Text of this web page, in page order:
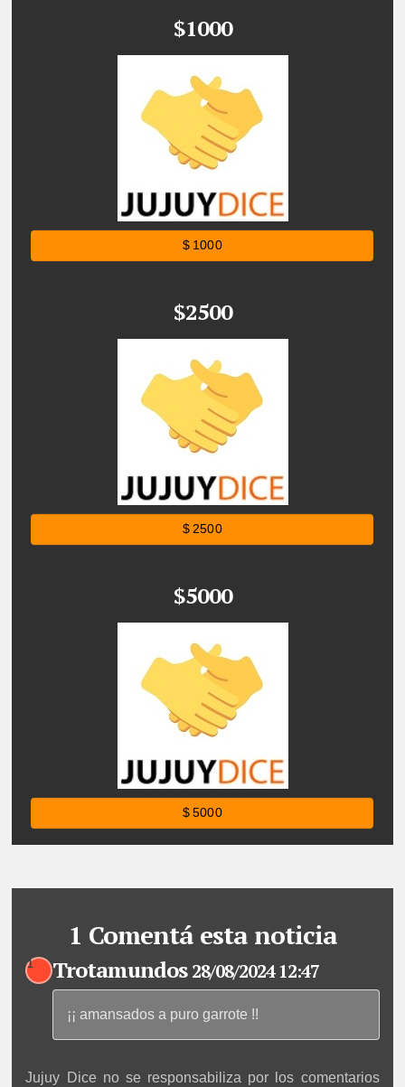
$1000
$ 1000
$2500
$ 2500
$5000
$ 5000
1 Comentá esta noticia
1 Trotamundos 28/08/2024 12:47
¡¡ amansados a puro garrote !!
Jujuy Dice no se responsabiliza por los comentarios